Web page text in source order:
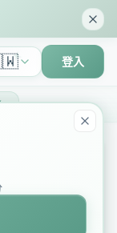
登入
Seedream 4.0 - 4K 藝術創作 AI 圖像生成器 | GhibliIA